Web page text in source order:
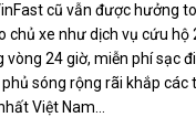
cũ vẫn được hưởng
chủ xe như dịch vụ cứu
vòng 24 giờ, miễn phí sạc
sóng rộng rãi khắp các
Việt Nam…